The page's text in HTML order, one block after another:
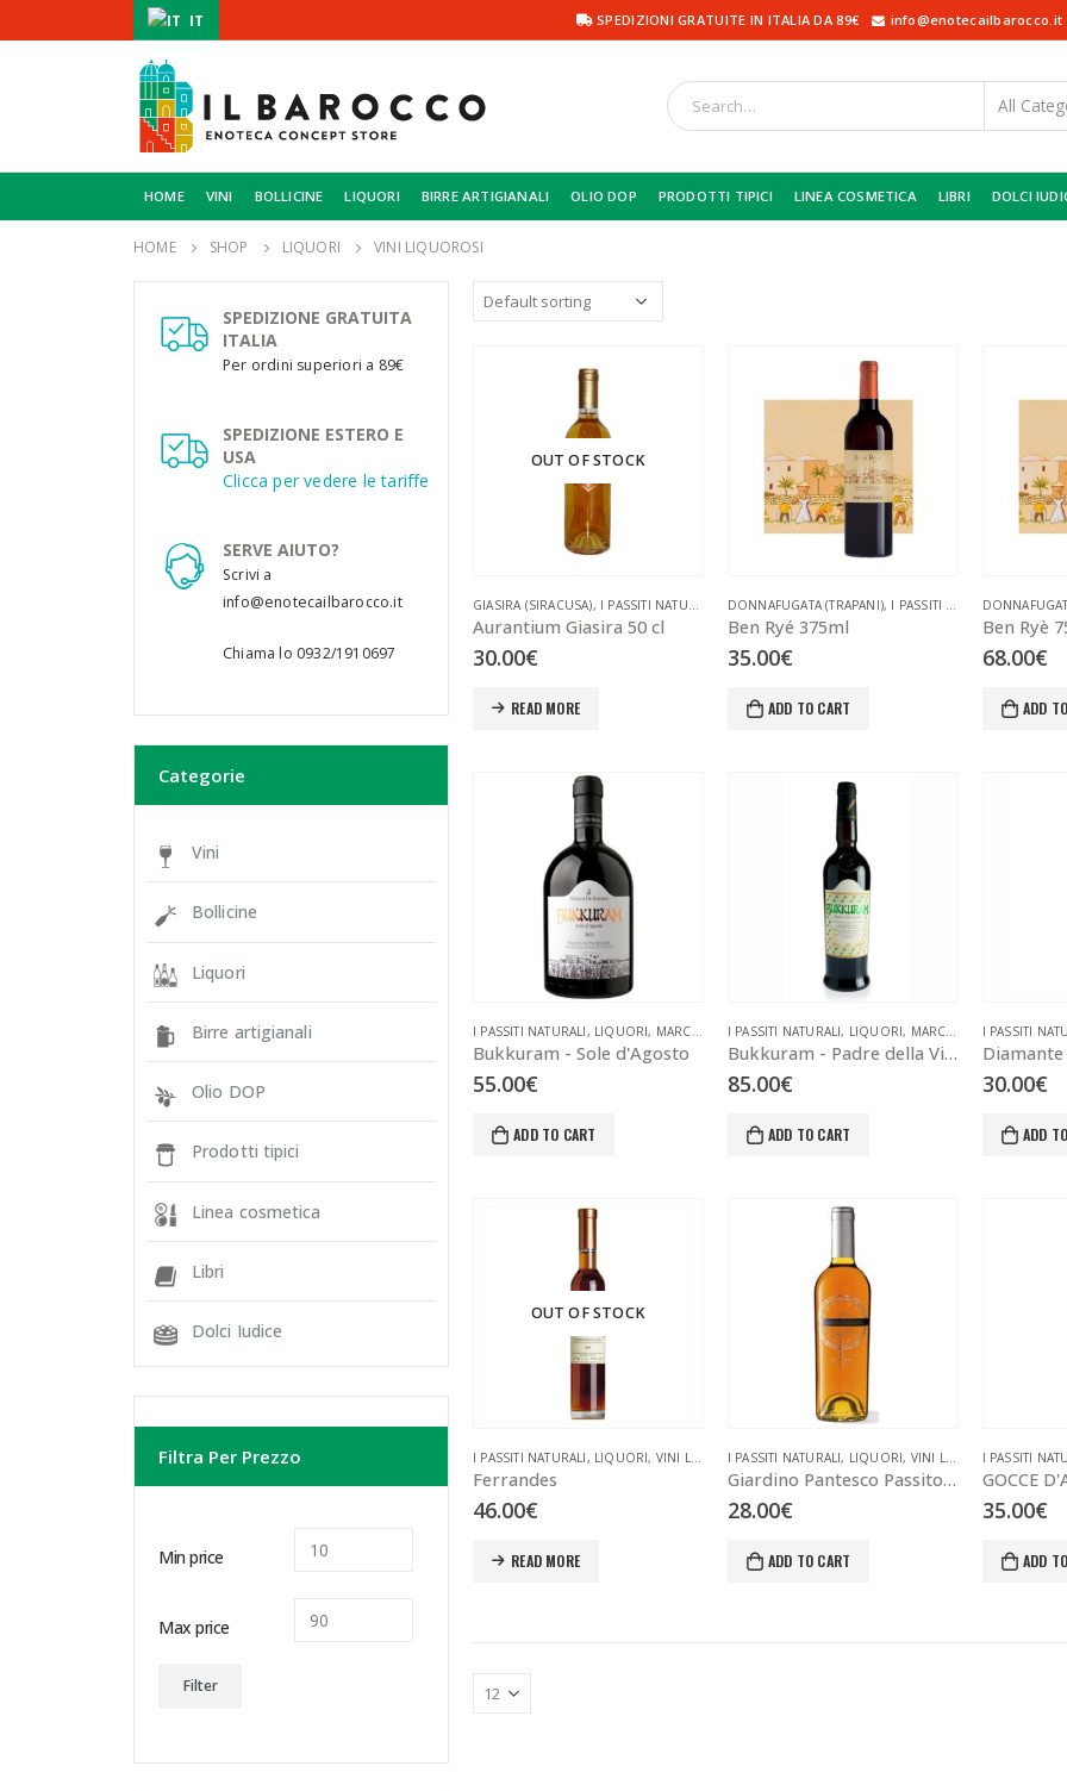
IT SPEDIZIONI GRATUITE IN ITALIA DA 89€ info@enotecailbarocco.it
HOME VINI BOLLICINE LIQUORI BIRRE ARTIGIANALI OLIO DOP PRODOTTI TIPICI LINEA COSMETICA LIBRI DOLCI
HOME SHOP LIQUORI VINI LIQUOROSI
OUT OF STOCK
GIASIRA (SIRACUSA), I PASSITI NATURALI LIQUORI,VINI LIQUOROSI
Aurantium Giasira 50 cl
30.00€
READ MORE
DONNAFUGATA (TRAPANI), I PASSITI NATURALI ,LIQUORI
Ben Ryé 375ml
35.00€
ADD TO CART
Ben Ryè
68.00€
ADD
I PASSITI NATURALI, LIQUORI, MARCO DE BARTOLI (TRAPANI) , VINI LIQUOROSI
Bukkuram - Sole d'Agosto
55.00€
ADD TO CART
I PASSITI NATURALI, LIQUORI, MARCO DE BARTOLI (TRAPANI)
Bukkuram - Padre della Vigna 500ml
85.00€
ADD TO CART
I PASSITI
Diamante
30.00€
ADD
OUT OF STOCK
I PASSITI NATURALI, LIQUORI, VINI LIQUOROSI
Ferrandes
46.00€
READ MORE
I PASSITI NATURALI, LIQUORI, VINI LIQUOROSI
Giardino Pantesco Passito Naturale Pantelleria Pellegrino 75 cl
28.00€
ADD TO CART
I PASSITI
35.00€
ADD
SPEDIZIONE GRATUITA
ITALIA
Per ordini superiori a 89€
SPEDIZIONE ESTERO E
USA
Clicca per vedere le tariffe
SERVE AIUTO?
Scrivi a
info@enotecailbarocco.it
Chiama lo 0932/1910697
Categorie
Vini
Bollicine
Liquori
Birre artigianali
Olio DOP
Prodotti tipici
Linea cosmetica
Libri
Dolci Iudice
Filtra Per Prezzo
Min price
Max price
Filter